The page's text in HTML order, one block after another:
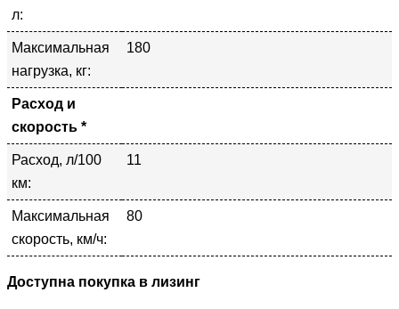
л:
Максимальная
нагрузка, кг:
180
Расход и
скорость *
Расход, л/100
км:
11
Максимальная
скорость, км/ч:
80
Доступна покупка в лизинг